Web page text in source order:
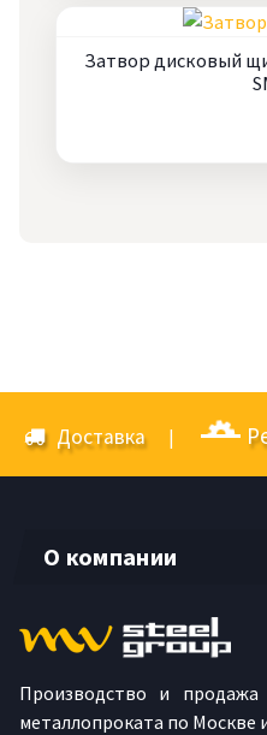
Затвор дисковый
Доставка|
О компании
Производство и
металлопроката по Москве